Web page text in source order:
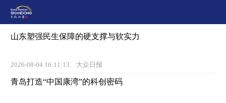
山东塑强民生保障的硬支撑与软实力
2026-08-04 16:11:13 大众日报
青岛打造“中国康湾”的科创密码